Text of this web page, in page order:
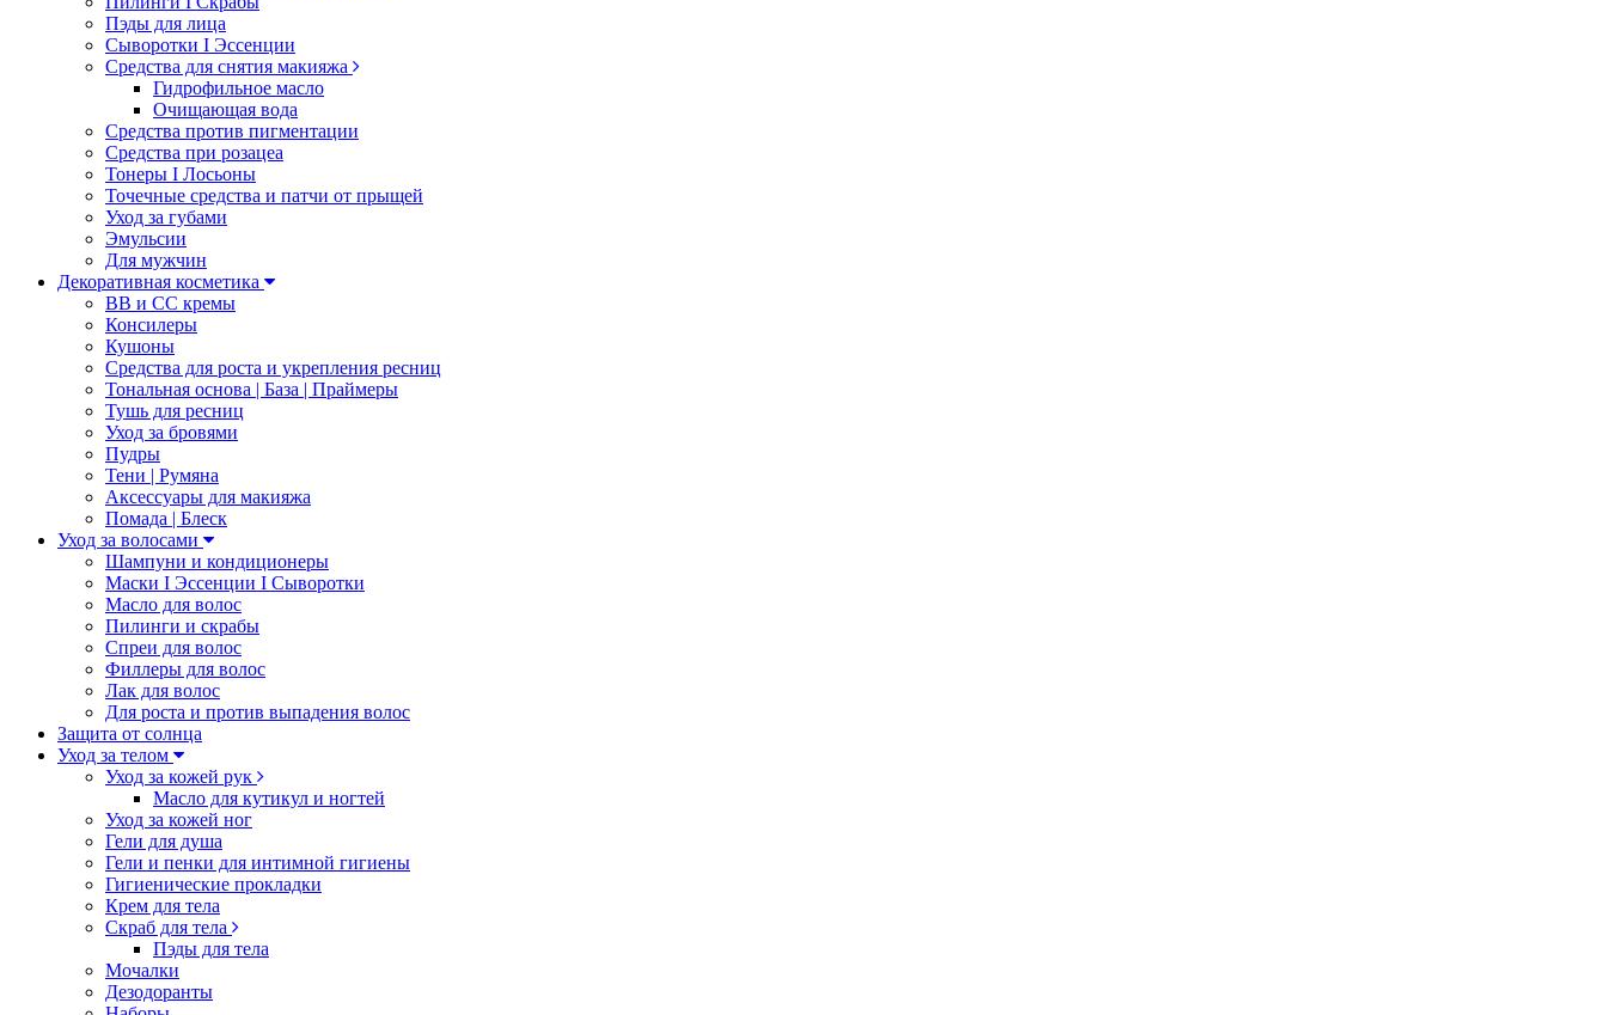
Пэды для лица
Сыворотки I Эссенции
Средства для снятия макияжа
Гидрофильное масло
Очищающая вода
Средства против пигментации
Средства при розацеа
Тонеры I Лосьоны
Точечные средства и патчи от прыщей
Уход за губами
Эмульсии
Для мужчин
Декоративная косметика
ВВ и СС кремы
Консилеры
Кушоны
Средства для роста и укрепления ресниц
Тональная основа | База | Праймеры
Тушь для ресниц
Уход за бровями
Пудры
Тени | Румяна
Аксессуары для макияжа
Помада | Блеск
Уход за волосами
Шампуни и кондиционеры
Маски I Эссенции I Сыворотки
Масло для волос
Пилинги и скрабы
Спреи для волос
Филлеры для волос
Лак для волос
Для роста и против выпадения волос
Защита от солнца
Уход за телом
Уход за кожей рук
Масло для кутикул и ногтей
Уход за кожей ног
Гели для душа
Гели и пенки для интимной гигиены
Гигиенические прокладки
Крем для тела
Скраб для тела
Пэды для тела
Мочалки
Дезодоранты